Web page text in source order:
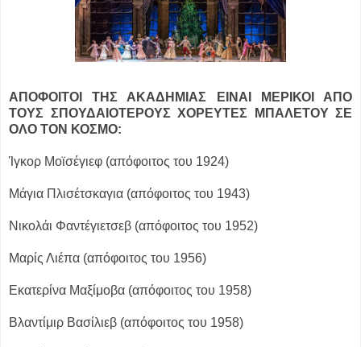
ΑΠΟΦΟΙΤΟΙ ΤΗΣ ΑΚΑΔΗΜΙΑΣ ΕΙΝΑΙ ΜΕΡΙΚΟΙ ΑΠΟ
ΤΟΥΣ ΣΠΟΥΔΑΙΟΤΕΡΟΥΣ ΧΟΡΕΥΤΕΣ ΜΠΑΛΕΤΟΥ ΣΕ
ΟΛΟ ΤΟΝ ΚΟΣΜΟ:
Ίγκορ Μοϊσέγιεφ (απόφοιτος του 1924)
Μάγια Πλισέτσκαγια (απόφοιτος του 1943)
Νικολάι Φαντέγιετσεβ (απόφοιτος του 1952)
Μαρίς Λιέπα (απόφοιτος του 1956)
Εκατερίνα Μαξίμοβα (απόφοιτος του 1958)
Βλαντίμιρ Βασίλιεβ (απόφοιτος του 1958)